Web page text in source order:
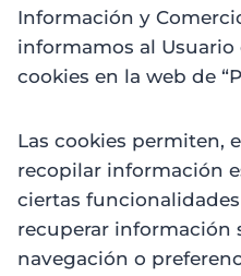
Información y
informamos al
cookies en la web de
Las cookies permiten,
recopilar información
ciertas
recuperar información
navegación o